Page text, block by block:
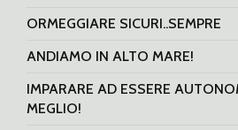
ORMEGGIARE SICURI..SEMPRE
ANDIAMO IN ALTO MARE!
IMPARARE AD ESSERE
MEGLIO!